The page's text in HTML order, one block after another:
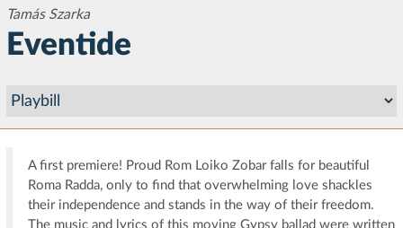
Tamás Szarka
Eventide
A first premiere! Proud Rom Loiko Zobar falls for beautiful
Roma Radda, only to find that overwhelming love shackles
their independence and stands in the way of their freedom.
The music and lyrics of this moving Gypsy ballad were written